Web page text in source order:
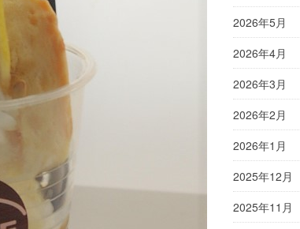
2026年5月
2026年4月
2026年3月
2026年2月
2026年1月
2025年12月
2025年11月